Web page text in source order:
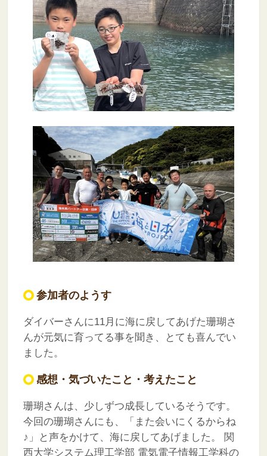
参加者のようす
ダイバーさんに11月に海に戻してあげた珊瑚さ
んが元気に育ってる事を聞き、とても喜んでい
ました。
感想・気づいたこと・考えたこと
珊瑚さんは、少しずつ成長しているそうです。
今回の珊瑚さんにも、「また会いにくるからね
♪」と声をかけて、海に戻してあげました。
関
西大学システム理工学部 電気電子情報工学科の